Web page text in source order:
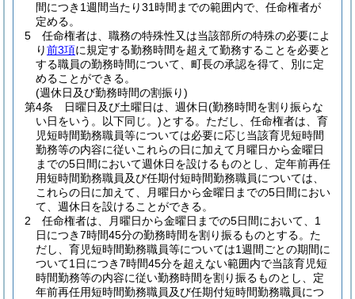
間につき1週間当たり31時間までの範囲内で、任命権者が
定める。
5
任命権者は、職務の特殊性又は当該部所の特殊の必要によ
り前3項に規定する勤務時間を超えて勤務することを必要と
する職員の勤務時間について、町長の承認を得て、別に定
めることができる。
(週休日及び勤務時間の割振り)
第4条
日曜日及び土曜日は、週休日(勤務時間を割り振らな
い日をいう。以下同じ。)とする。 ただし、任命権者は、育
児短時間勤務職員等については必要に応じ当該育児短時間
勤務等の内容に従いこれらの日に加えて月曜日から金曜日
までの5日間において週休日を設けるものとし、定年前再任
用短時間勤務職員及び任期付短時間勤務職員については、
これらの日に加えて、月曜日から金曜日までの5日間におい
て、週休日を設けることができる。
2
任命権者は、月曜日から金曜日までの5日間において、1
日につき7時間45分の勤務時間を割り振るものとする。 た
だし、育児短時間勤務職員等については1週間ごとの期間に
ついて1日につき7時間45分を超えない範囲内で当該育児短
時間勤務等の内容に従い勤務時間を割り振るものとし、定
年前再任用短時間勤務職員及び任期付短時間勤務職員につ